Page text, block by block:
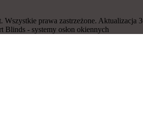
Wszystkie prawa zastrzeżone. Aktualizacja
Blinds - systemy osłon okiennych